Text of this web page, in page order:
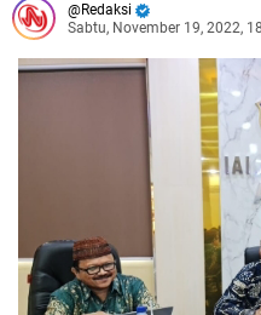
Redaksi
Sabtu, November 19, 2022,